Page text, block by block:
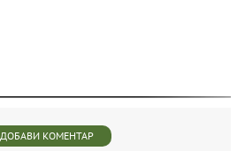
ДОБАВИ КОМЕНТАР